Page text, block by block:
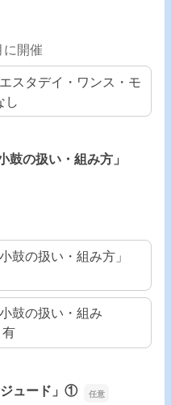
開催
スタデイ・ワンス・モ
し
鼓の扱い・組み方」
鼓の扱い・組み方」
鼓の扱い・組み
ジュード」①